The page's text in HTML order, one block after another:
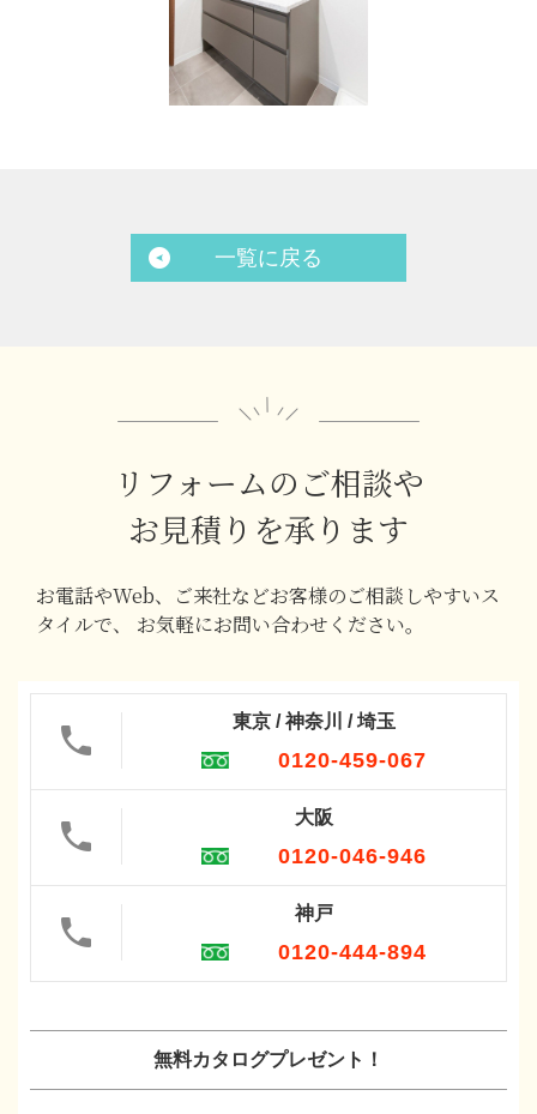
一覧に戻る
リフォームのご相談や
お見積りを承ります
お電話やWeb、ご来社などお客様のご相談しやすいス
タイルで、
お気軽にお問い合わせください。
東京 / 神奈川 / 埼玉
0120-459-067
大阪
0120-046-946
神戸
0120-444-894
無料カタログプレゼント！